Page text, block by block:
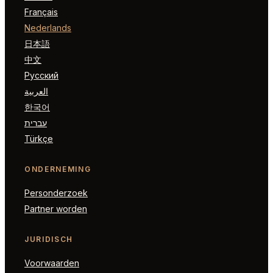
Français
Nederlands
日本語
中文
Русский
العربية
한국어
עברית
Türkçe
ONDERNEMING
Personderzoek
Partner worden
JURIDISCH
Voorwaarden